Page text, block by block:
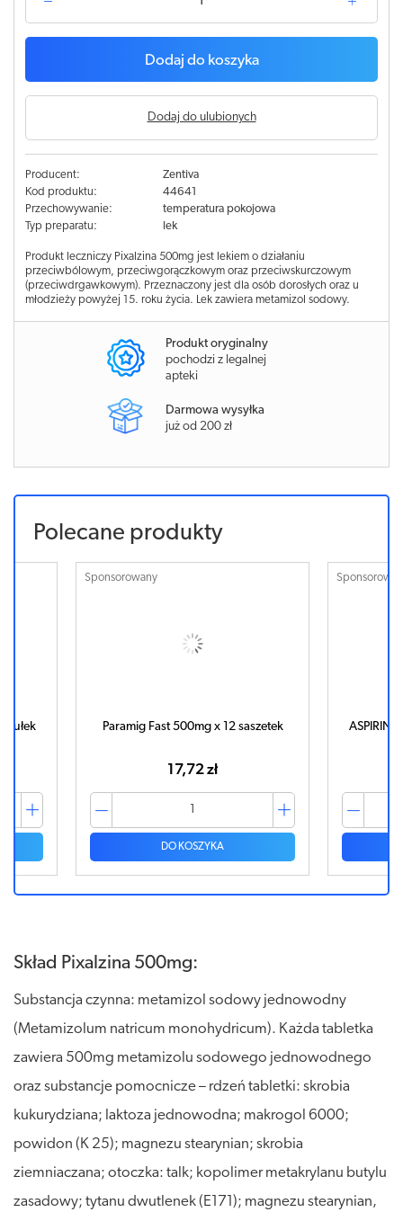
Dodaj do koszyka
Dodaj do ulubionych
Producent:
Zentiva
Kod produktu:
44641
Przechowywanie:
temperatura pokojowa
Typ preparatu:
lek
Produkt leczniczy Pixalzina 500mg jest lekiem o działaniu
przeciwbólowym, przeciwgorączkowym oraz przeciwskurczowym
(przeciwdrgawkowym). Przeznaczony jest dla osób dorosłych oraz u
młodzieży powyżej 15. roku życia. Lek zawiera metamizol sodowy.
Produkt oryginalny
pochodzi z legalnej
apteki
Darmowa wysyłka
już od 200 zł
Polecane produkty
Sponsorowany
Paramig Fast 500mg x 12 saszetek
17,72 zł
DO KOSZYKA
ASPIRIN
Skład Pixalzina 500mg:
Substancja czynna: metamizol sodowy jednowodny
(Metamizolum natricum monohydricum). Każda tabletka
zawiera 500mg metamizolu sodowego jednowodnego
oraz substancje pomocnicze – rdzeń tabletki: skrobia
kukurydziana; laktoza jednowodna; makrogol 6000;
powidon (K 25); magnezu stearynian; skrobia
ziemniaczana; otoczka: talk; kopolimer metakrylanu butylu
zasadowy; tytanu dwutlenek (E171); magnezu stearynian,